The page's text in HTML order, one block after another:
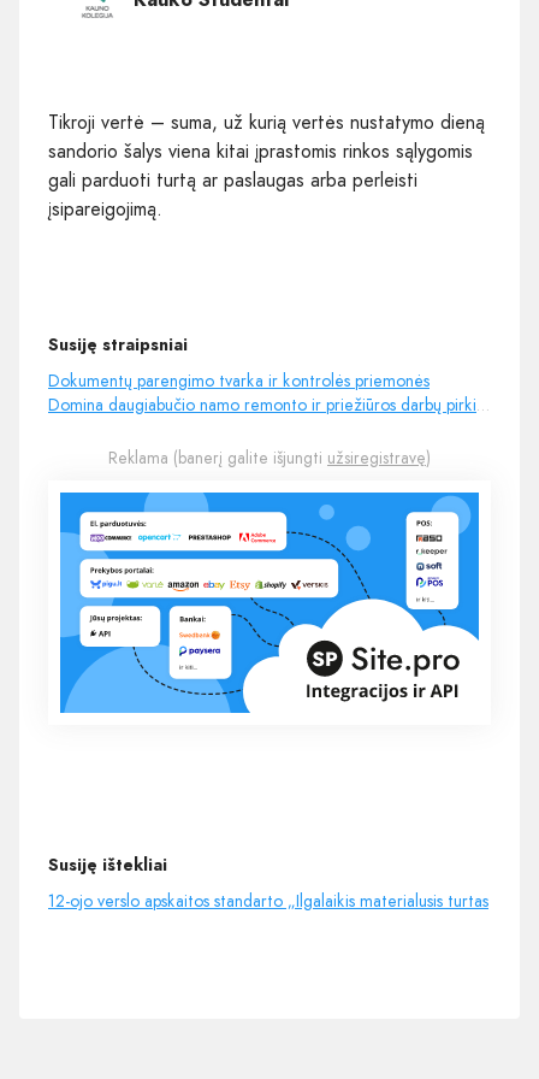
Tikroji vertė – suma, už kurią vertės nustatymo dieną
sandorio šalys viena kitai įprastomis rinkos sąlygomis
gali parduoti turtą ar paslaugas arba perleisti
įsipareigojimą.
Susiję straipsniai
Dokumentų parengimo tvarka ir kontrolės priemonės
Domina daugiabučio namo remonto ir priežiūros darbų pirkimas
Reklama (banerį galite išjungti užsiregistravę)
Susiję ištekliai
12-ojo verslo apskaitos standarto „Ilgalaikis materialusis turtas